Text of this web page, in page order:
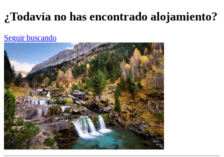
¿Todavía no has encontrado alojamiento?
Seguir buscando